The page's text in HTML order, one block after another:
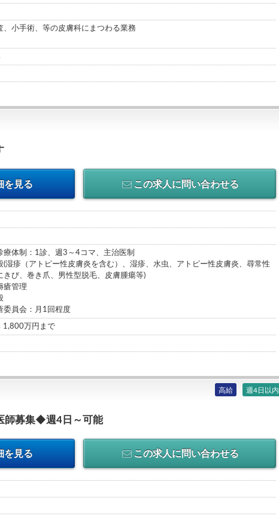
、小手術、等の皮膚科にまつわる業務
を見る この求人に問い合わせる
療体制：1診、週3～4コマ、主治医制
(湿疹（アトピー性皮膚炎を含む）、湿疹、水虫、アトピー性皮膚炎、尋常性
きび、巻き爪、男性型脱毛、皮膚腫瘍等)
瘡管理
委員会：月1回程度
1,800万円まで
高給 週4日以内
師募集◆週4日～可能
を見る この求人に問い合わせる